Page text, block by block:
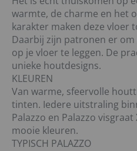
warmte, de charme en het
karakter maken deze vloer
Daarbij zijn patronen er
op je vloer te leggen. De
unieke houtdesigns.
KLEUREN
Van warme, sfeervolle
tinten. Iedere uitstraling
Palazzo en Palazzo
mooie kleuren.
TYPISCH PALAZZO